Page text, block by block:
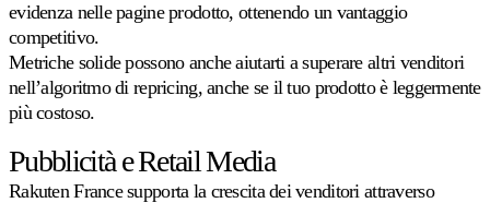
evidenza nelle pagine prodotto, ottenendo un vantaggio
competitivo.
Metriche solide possono anche aiutarti a superare altri venditori
nell’algoritmo di repricing, anche se il tuo prodotto è leggermente
più costoso.
Pubblicità e Retail Media
Rakuten France supporta la crescita dei venditori attraverso